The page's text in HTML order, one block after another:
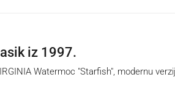
iz 1997.
Watermoc "Starfish", modernu